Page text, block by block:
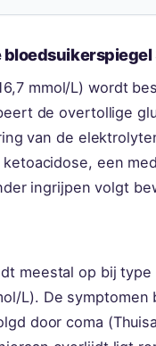
mmol/L) wordt
de overtollige
van de
een
ingrijpen volgt
meestal op bij
L). De
door coma